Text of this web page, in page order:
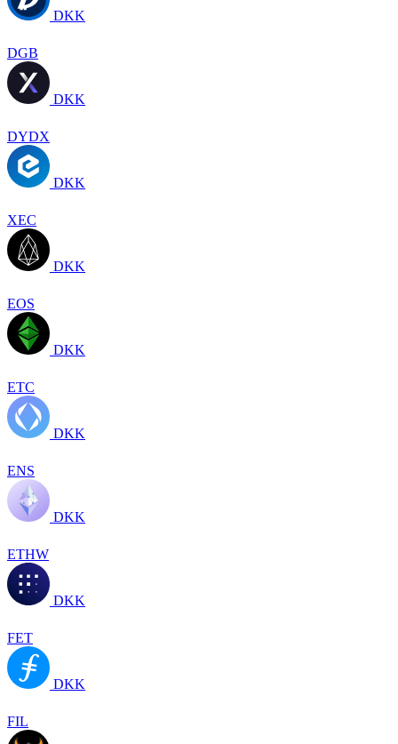
DKK
DGB
DKK
DYDX
DKK
XEC
DKK
EOS
DKK
ETC
DKK
ENS
DKK
ETHW
DKK
FET
DKK
FIL